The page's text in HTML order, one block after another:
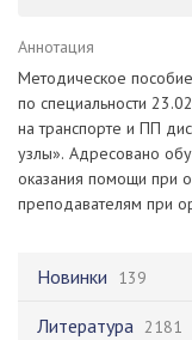
Новинки 139
Литература 2181
Аннотация
Методическое
по специальности
на транспорте и ПП
узлы». Адресовано
оказания помощи при
преподавателям при